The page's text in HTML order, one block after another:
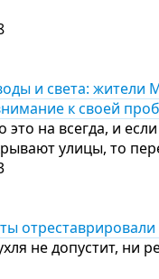
и света: жители
к своей
на всегда, и
улицы, то
не допустит, ни